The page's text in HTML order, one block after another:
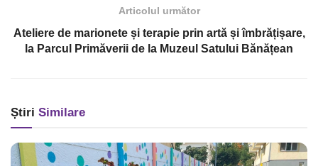
Articolul următor
Ateliere de marionete și terapie prin artă și îmbrățișare,
la Parcul Primăverii de la Muzeul Satului Bănățean
Știri Similare